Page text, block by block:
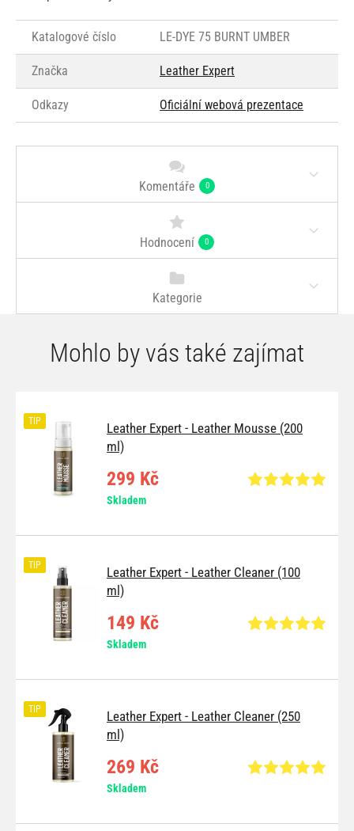
Katalogové číslo LE-DYE 75 BURNT UMBER
Značka Leather Expert
Odkazy Oficiální webová prezentace
Komentáře 0
Hodnocení 0
Kategorie
Mohlo by vás také zajímat
Leather Expert - Leather Mousse (200
ml)
TIP
299 Kč
Skladem
Leather Expert - Leather Cleaner (100
ml)
TIP
149 Kč
Skladem
Leather Expert - Leather Cleaner (250
ml)
TIP
269 Kč
Skladem